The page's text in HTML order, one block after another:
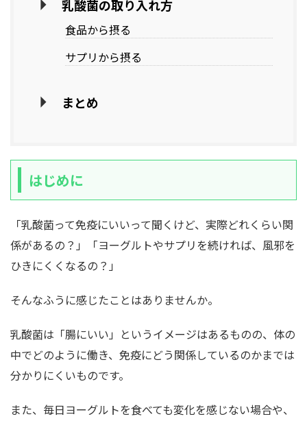
乳酸菌の取り入れ方
食品から摂る
サプリから摂る
まとめ
はじめに
「乳酸菌って免疫にいいって聞くけど、実際どれくらい関
係があるの？」「ヨーグルトやサプリを続ければ、風邪を
ひきにくくなるの？」
そんなふうに感じたことはありませんか。
乳酸菌は「腸にいい」というイメージはあるものの、体の
中でどのように働き、免疫にどう関係しているのかまでは
分かりにくいものです。
また、毎日ヨーグルトを食べても変化を感じない場合や、